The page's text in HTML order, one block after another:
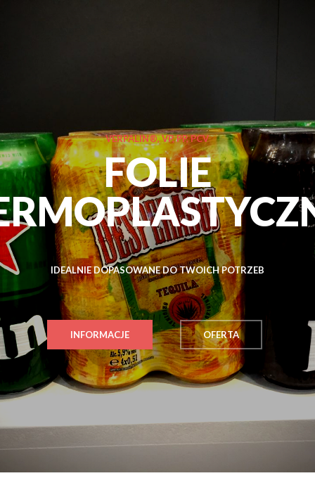
VERPALIN®, VP, PP, PCV
FOLIE
IDEALNIE DOPASOWANE DO TWOICH POTRZEB
INFORMACJE OFERTA